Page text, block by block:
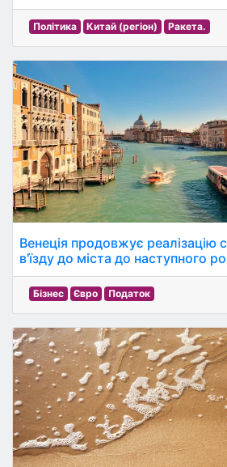
Політика Китай (регіон) Ракета.
Венеція продовжує реалізацію
в'їзду до міста до наступного
Бізнес Євро Податок